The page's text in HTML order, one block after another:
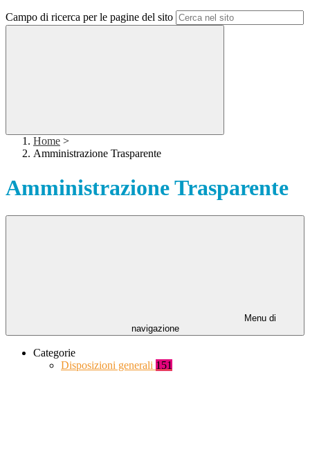
Campo di ricerca per le pagine del sito
Home >
Amministrazione Trasparente
Amministrazione Trasparente
Menu di
navigazione
Categorie
Disposizioni generali 151